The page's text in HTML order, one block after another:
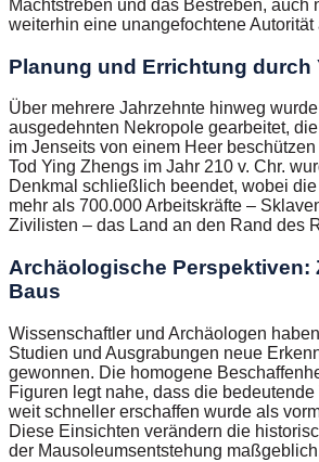
Machtstreben und das Bestreben, auch
weiterhin eine unangefochtene Autorität
Planung und Errichtung durch
Über mehrere Jahrzehnte hinweg
ausgedehnten Nekropole gearbeitet,
im Jenseits von einem Heer
Tod Ying Zhengs im Jahr 210 v. Chr.
Denkmal schließlich beendet, wobei
mehr als 700.000 Arbeitskräfte –
Zivilisten – das Land an den Rand des
Archäologische Perspektiven:
Baus
Wissenschaftler und Archäologen
Studien und Ausgrabungen neue
gewonnen. Die homogene
Figuren legt nahe, dass die bedeutende
weit schneller erschaffen wurde als
Diese Einsichten verändern die
der Mausoleumsentstehung